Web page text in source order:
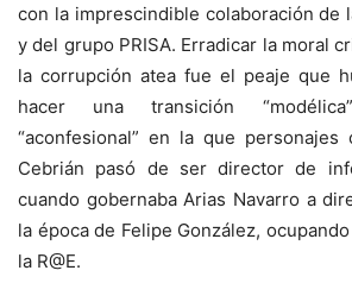
con la imprescindible colaboración de
y del grupo PRISA. Erradicar la moral
la corrupción atea fue el peaje que
hacer una transición
“aconfesional” en la que personajes
Cebrián pasó de ser director de
cuando gobernaba Arias Navarro a
la época de Felipe González,
la R@E.